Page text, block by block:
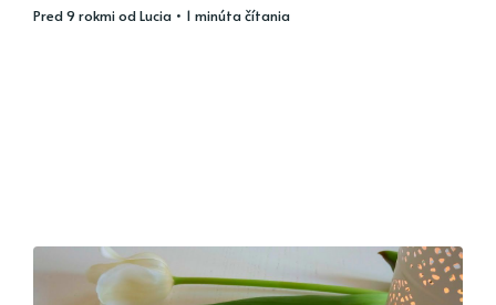
pred 9 rokmiodLucia • 1 minúta čítania